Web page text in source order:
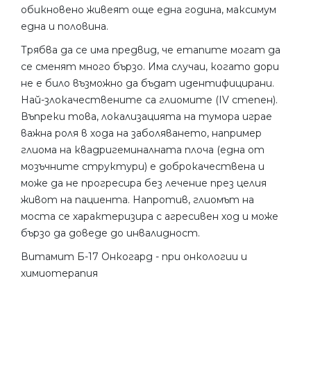
обикновено живеят още една година, максимум
една и половина.
Трябва да се има предвид, че етапите могат да
се сменят много бързо. Има случаи, когато дори
не е било възможно да бъдат идентифицирани.
Най-злокачествените са глиомите (IV степен).
Въпреки това, локализацията на тумора играе
важна роля в хода на заболяването, например
глиома на квадригеминалната плоча (една от
мозъчните структури) е доброкачествена и
може да не прогресира без лечение през целия
живот на пациента. Напротив, глиомът на
моста се характеризира с агресивен ход и може
бързо да доведе до инвалидност.
Витамит Б-17 Онкогард - при онкологии и
химиотерапия